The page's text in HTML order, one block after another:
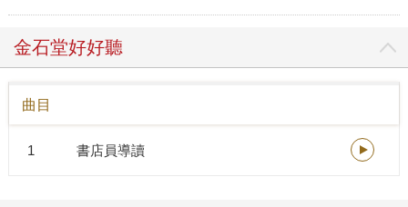
金石堂好好聽
曲目
1 書店員導讀